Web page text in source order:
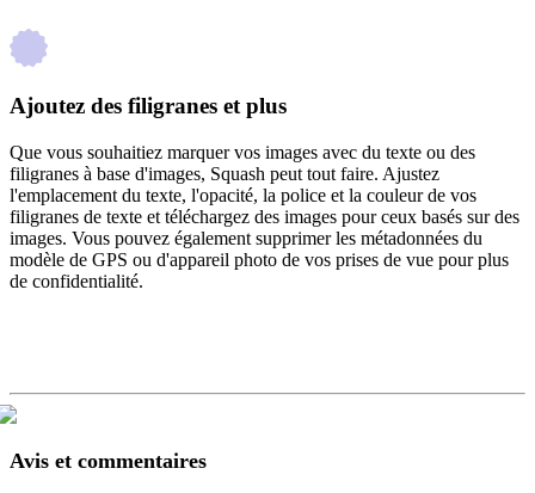
Ajoutez des filigranes et plus
Que vous souhaitiez marquer vos images avec du texte ou des
filigranes à base d'images, Squash peut tout faire. Ajustez
l'emplacement du texte, l'opacité, la police et la couleur de vos
filigranes de texte et téléchargez des images pour ceux basés sur des
images. Vous pouvez également supprimer les métadonnées du
modèle de GPS ou d'appareil photo de vos prises de vue pour plus
de confidentialité.
Avis et commentaires